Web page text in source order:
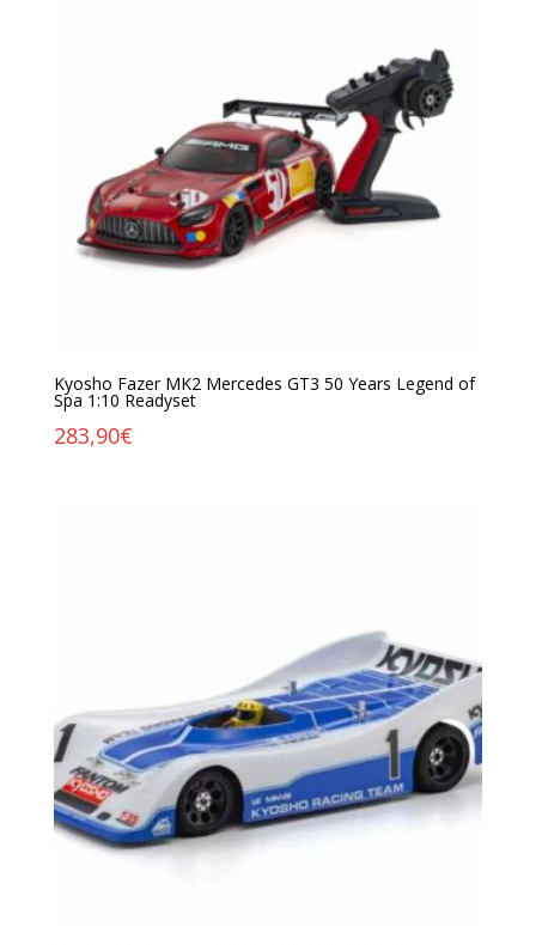
Kyosho Fazer MK2 Mercedes GT3 50 Years Legend of
Spa 1:10 Readyset
283,90€